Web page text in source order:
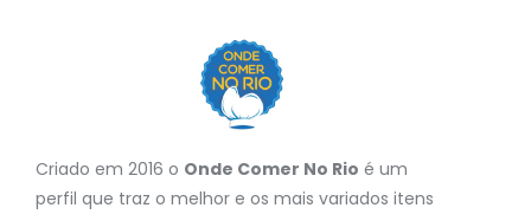
Criado em 2016 o Onde Comer No Rio é um
perfil que traz o melhor e os mais variados itens